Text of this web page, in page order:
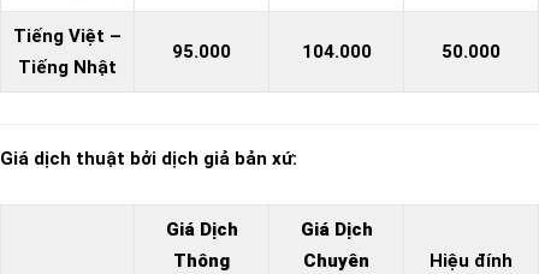
Tiếng Việt –
Tiếng Nhật
95.000 104.000 50.000
Giá dịch thuật bởi dịch giả bản xứ:
Giá Dịch
Thông
Giá Dịch
Chuyên
Hiệu đính